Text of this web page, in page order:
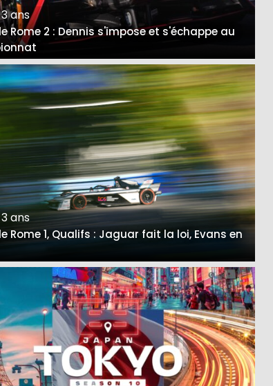
ans
Rome 2 : Dennis s'impose et s'échappe au
ans
Rome 1, Qualifs : Jaguar fait la loi, Evans en